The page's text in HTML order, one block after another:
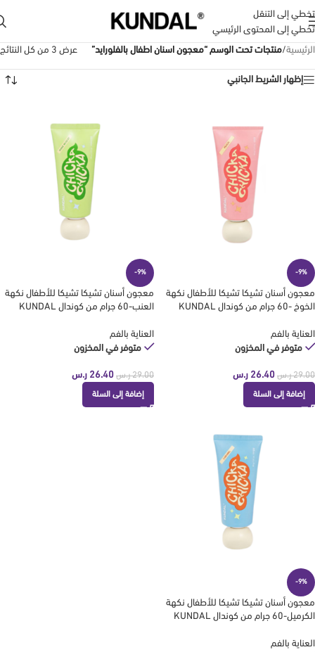
تخطي إلى التنقل
تخطي إلى المحتوى الرئيسي
الرئيسية/منتجات تحت الوسم “معجون اسنان اطفال بالفلورايد” عرض ⁦3⁩ من كل النتائج
إظهار الشريط الجانبي
-9%
معجون أسنان تشيكا تشيكا للأطفال نكهة
الخوخ -60 جرام من كوندال KUNDAL
العناية بالفم
متوفر في المخزون
29.00 ر.س 26.40 ر.س
إضافة إلى السلة
-9%
معجون أسنان تشيكا تشيكا للأطفال نكهة
العنب-60 جرام من كوندال KUNDAL
العناية بالفم
متوفر في المخزون
29.00 ر.س 26.40 ر.س
إضافة إلى السلة
-9%
معجون أسنان تشيكا تشيكا للأطفال نكهة
الكرميل-60 جرام من كوندال KUNDAL
العناية بالفم